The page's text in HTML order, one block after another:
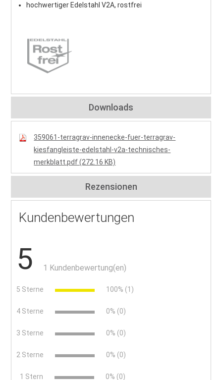
hochwertiger Edelstahl V2A, rostfrei
Downloads
359061-terragrav-innenecke-fuer-terragrav-
kiesfangleiste-edelstahl-v2a-technisches-
merkblatt.pdf (272.16 KB)
Rezensionen
Kundenbewertungen
5 1 Kundenbewertung(en)
5 Sterne 100% (1)
4 Sterne 0% (0)
3 Sterne 0% (0)
2 Sterne 0% (0)
1 Stern 0% (0)